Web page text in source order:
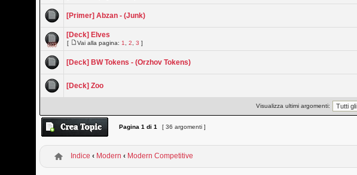
[Primer] Abzan - (Junk)
[Deck] Elves
[ Vai alla pagina: 1 ,2 ,3 ]
[Deck] BW Tokens - (Orzhov Tokens)
[Deck] Zoo
Visualizza ultimi argomenti:
Pagina1 di1 [ 36 argomenti ]
Indice ‹ Modern ‹ Modern Competitive